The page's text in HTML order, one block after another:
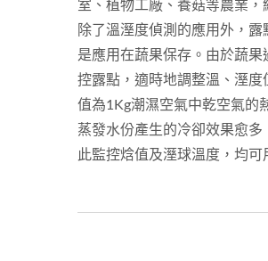
室、植物工廠、養菇等農業，
除了溫溼度偵測的應用外，露
是應用在蔬果保存。由於蔬
控露點，適時地調整溫、溼
值為1Kg潮濕空氣中乾空氣的
蒸發水份產生的冷卻效果愈多
此監控焓值及溼球溫度，均可